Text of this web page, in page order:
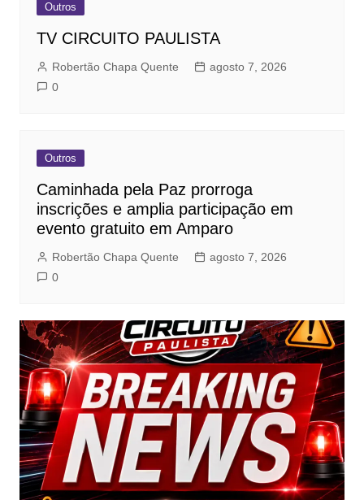
Outros
TV CIRCUITO PAULISTA
Robertão Chapa Quente
agosto 7, 2026
0
Outros
Caminhada pela Paz prorroga
inscrições e amplia participação em
evento gratuito em Amparo
Robertão Chapa Quente
agosto 7, 2026
0